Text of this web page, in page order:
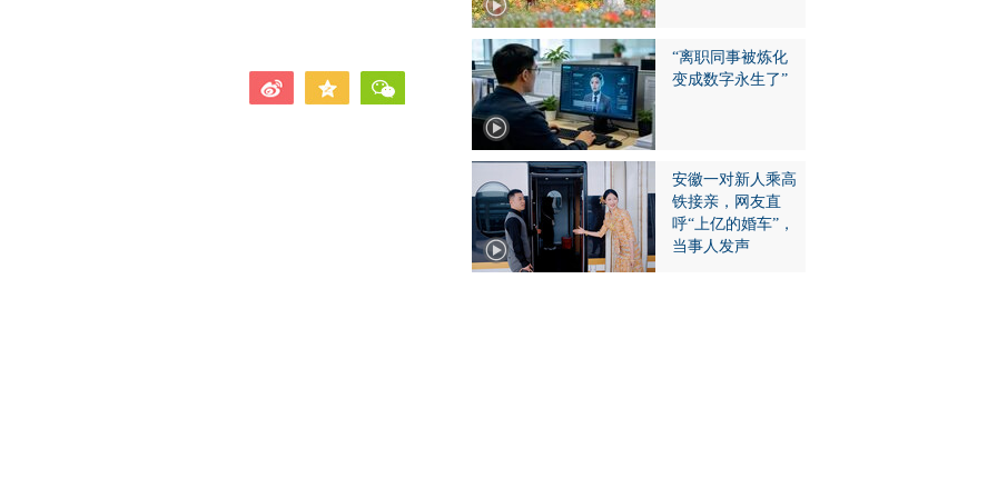
“离职同事被炼化
变成数字永生了”
安徽一对新人乘高
铁接亲，网友直
呼“上亿的婚车”，
当事人发声